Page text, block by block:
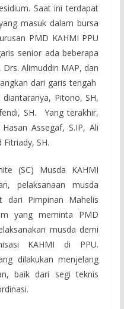
Saat ini terdapat
masuk dalam bursa
PMD KAHMI PPU
senior ada beberapa
Alimuddin MAP, dan
dari garis tengah
Pitono, SH,
SH. Yang terakhir,
Assegaf, S.IP, Ali
Fitriady, SH.
(SC) Musda KAHMI
pelaksanaan musda
dari Pimpinan Mahelis
yang meminta PMD
musda demi
KAHMI di PPU.
dilakukan menjelang
baik dari segi teknis